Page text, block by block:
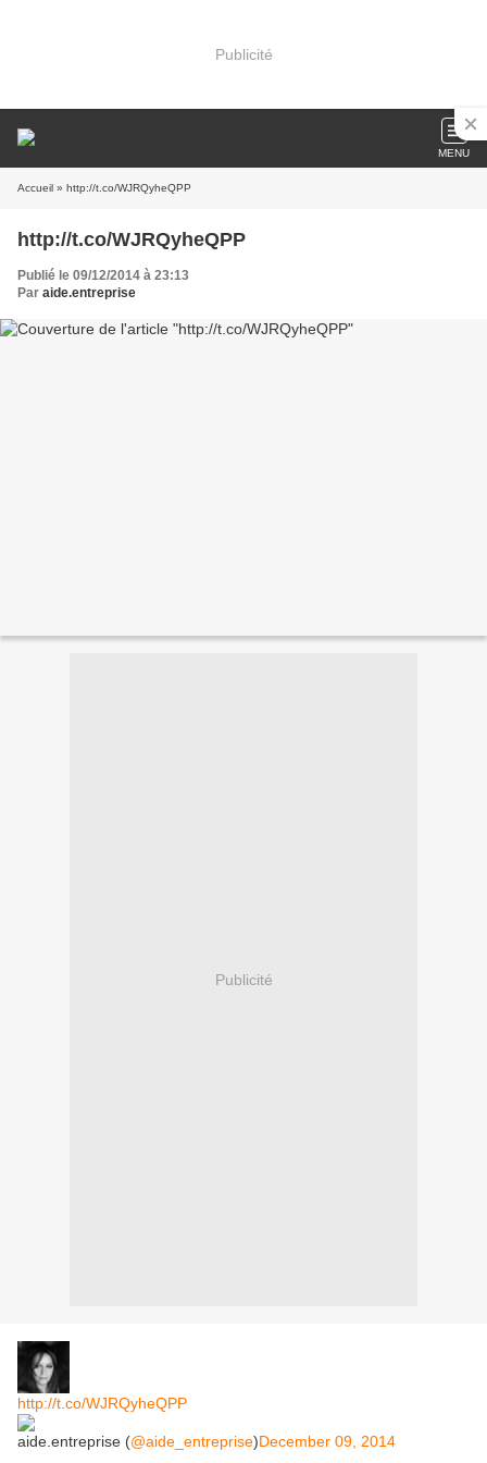
Publicité
MENU
Accueil » http://t.co/WJRQyheQPP
http://t.co/WJRQyheQPP
Publié le 09/12/2014 à 23:13
Par aide.entreprise
Publicité
http://t.co/WJRQyheQPP
aide.entreprise (@aide_entreprise)December 09, 2014